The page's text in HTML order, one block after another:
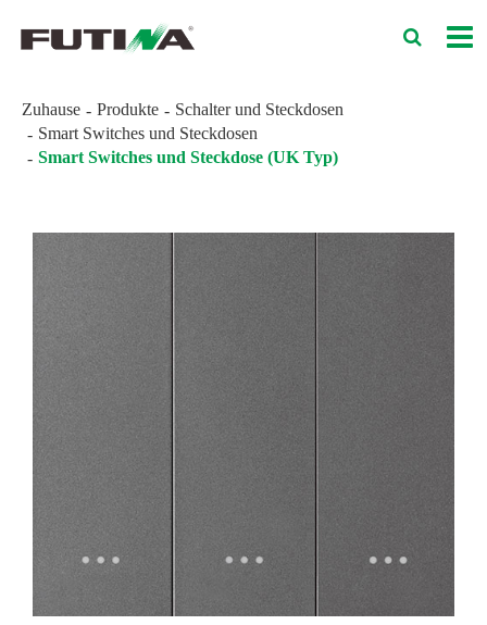
Zuhause Produkte
Schalter und Steckdosen
Smart Switches und Steckdosen
Smart Switches und Steckdose (UK Typ)